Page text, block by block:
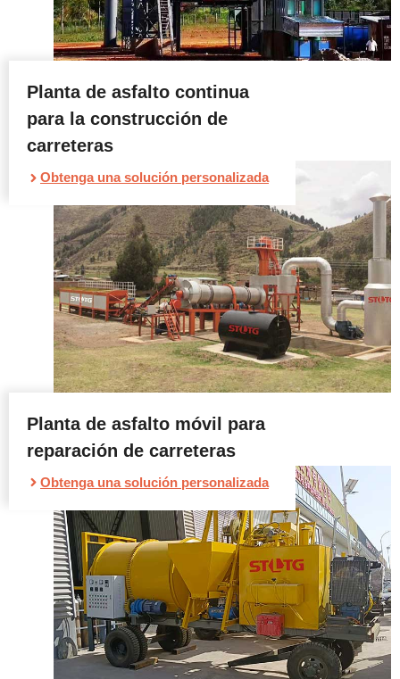
Planta de asfalto continua
para la construcción de
carreteras
Obtenga una solución personalizada
Planta de asfalto móvil para
reparación de carreteras
Obtenga una solución personalizada